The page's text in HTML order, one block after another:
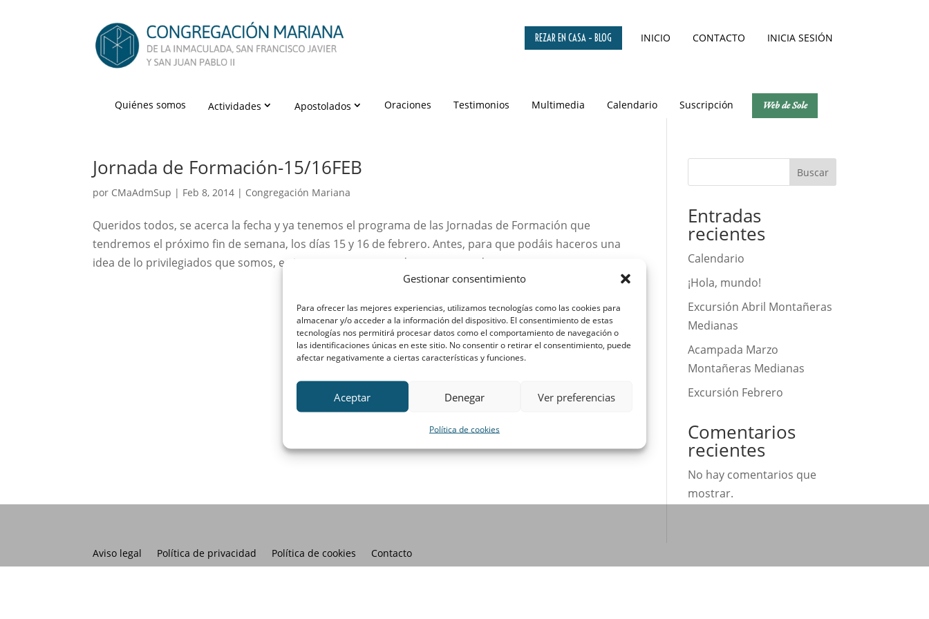
Gestionar consentimiento
Para ofrecer las mejores experiencias, utilizamos tecnologías como las cookies para
almacenar y/o acceder a la información del dispositivo. El consentimiento de estas
tecnologías nos permitirá procesar datos como el comportamiento de navegación o
las identificaciones únicas en este sitio. No consentir o retirar el consentimiento, puede
afectar negativamente a ciertas características y funciones.
Aceptar Denegar Ver preferencias
Política de cookies
REZAR EN CASA – BLOG INICIO CONTACTO INICIA SESIÓN
Quiénes somos Actividades Apostolados Oraciones Testimonios Multimedia Calendario Suscripción Web de Sole
Jornada de Formación-15/16FEB
por CMaAdmSup | Feb 8, 2014 | Congregación Mariana
Queridos todos, se acerca la fecha y ya tenemos el programa de las Jornadas de Formación que
tendremos el próximo fin de semana, los días 15 y 16 de febrero. Antes, para que podáis haceros una
idea de lo privilegiados que somos, es importante que nos demos cuenta de...
Buscar
Entradas
recientes
Calendario
¡Hola, mundo!
Excursión Abril Montañeras
Medianas
Acampada Marzo
Montañeras Medianas
Excursión Febrero
Comentarios
recientes
No hay comentarios que
mostrar.
Aviso legal Política de privacidad Política de cookies Contacto